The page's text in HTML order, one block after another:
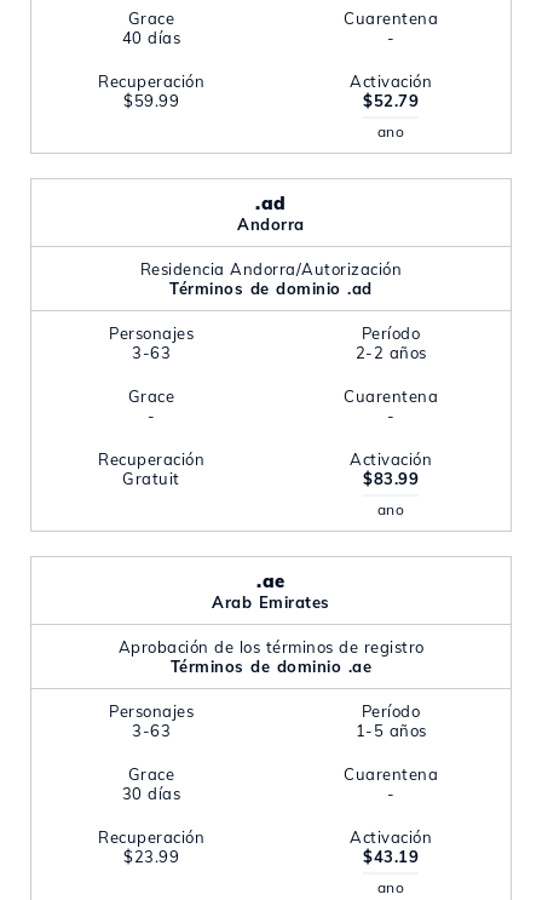
Grace
40 días
Cuarentena
-
Recuperación
$59.99
Activación
$52.79
ano
.ad
Andorra
Residencia Andorra/Autorización
Términos de dominio .ad
Personajes
3-63
Período
2-2 años
Grace
-
Cuarentena
-
Recuperación
Gratuit
Activación
$83.99
ano
.ae
Arab Emirates
Aprobación de los términos de registro
Términos de dominio .ae
Personajes
3-63
Período
1-5 años
Grace
30 días
Cuarentena
-
Recuperación
$23.99
Activación
$43.19
ano